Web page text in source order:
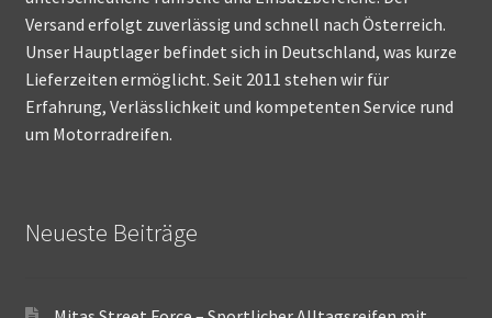
Versand erfolgt zuverlässig und schnell nach Österreich.
Unser Hauptlager befindet sich in Deutschland, was kurze
Lieferzeiten ermöglicht. Seit 2011 stehen wir für
Erfahrung, Verlässlichkeit und kompetenten Service rund
um Motorradreifen.
Neueste Beiträge